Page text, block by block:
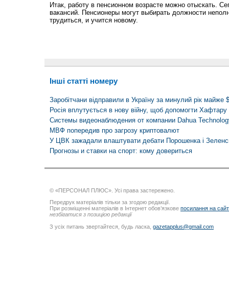
Итак, работу в пенсионном возрасте можно отыскать.
вакансий. Пенсионеры могут выбирать должности
трудиться, и учится новому.
Інші статті номеру
Заробітчани відправили в Україну за минулий рік майже
Росія вплутується в нову війну, щоб допомогти Хафтару
Системы видеонаблюдения от компании Dahua
МВФ попередив про загрозу криптовалют
У ЦВК зажадали влаштувати дебати Порошенка і
Прогнозы и ставки на спорт: кому довериться
© «ПЕРСОНАЛ ПЛЮС». Усі права застережено.
Передрук матеріалів тільки за згодою редакції.
При розміщенні матеріалів в Інтернет обов’язкове посилання на
незбігатися з позицією редакції
З усіх питань звертайтеся, будь ласка, gazetapplus@gmail.com